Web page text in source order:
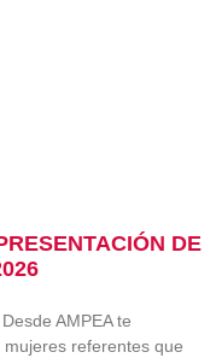
DE
AMPEA te
referentes que